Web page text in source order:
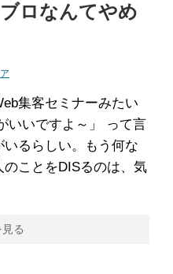
ロなんてやめ
集客セミナーみたい
いいですよ～」 って言
るらしい。もう何な
ことをDISるのは、気
る